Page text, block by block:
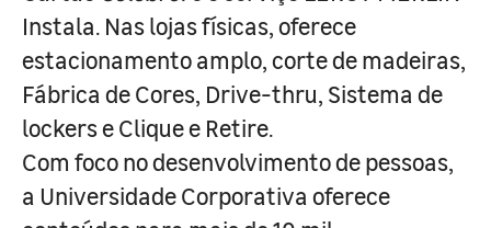
Instala. Nas lojas físicas, oferece
estacionamento amplo, corte de madeiras,
Fábrica de Cores, Drive-thru, Sistema de
lockers e Clique e Retire.
Com foco no desenvolvimento de pessoas,
a Universidade Corporativa oferece